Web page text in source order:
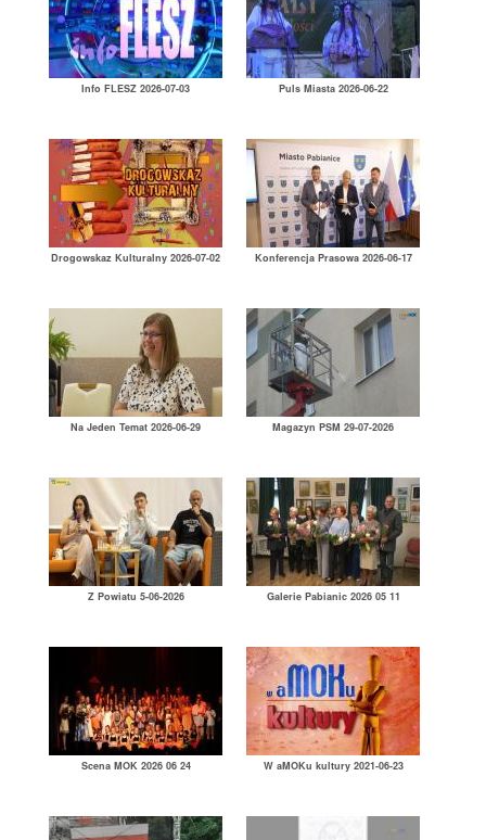
Info FLESZ 2026-07-03 Puls Miasta 2026-06-22
Drogowskaz Kulturalny 2026-07-02 Konferencja Prasowa 2026-06-17
Na Jeden Temat 2026-06-29 Magazyn PSM 29-07-2026
Z Powiatu 5-06-2026 Galerie Pabianic 2026 05 11
Scena MOK 2026 06 24 W aMOKu kultury 2021-06-23